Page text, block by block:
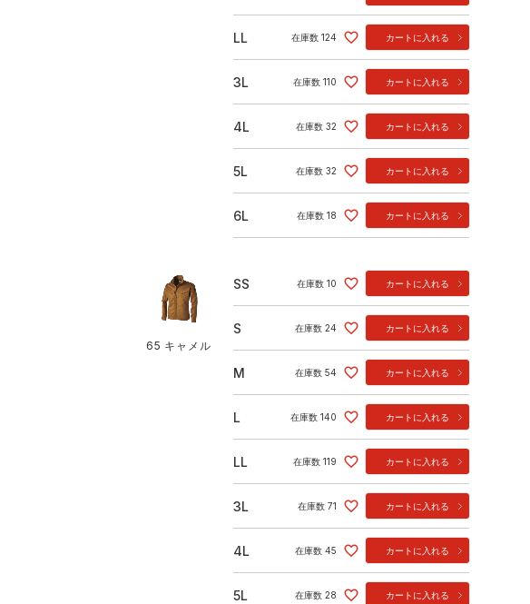
LL 在庫数 124 カートに入れる
3L 在庫数 110 カートに入れる
4L 在庫数 32 カートに入れる
5L 在庫数 32 カートに入れる
6L 在庫数 18 カートに入れる
65 キャメル
SS 在庫数 10 カートに入れる
S 在庫数 24 カートに入れる
M 在庫数 54 カートに入れる
L 在庫数 140 カートに入れる
LL 在庫数 119 カートに入れる
3L 在庫数 71 カートに入れる
4L 在庫数 45 カートに入れる
5L 在庫数 28 カートに入れる